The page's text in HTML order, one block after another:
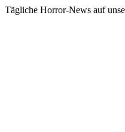
Tägliche Horror-News auf